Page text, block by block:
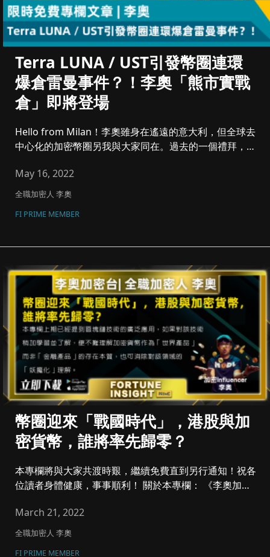
Terra LUNA / UST引發幣圈連環
爆倉雷曼事件？！李奧「熊市實戰
倉」即將登場
Hello from Milan！李奧雖身在遙遠的意大利，但全球去
中心化的加密幣圈另我與大家同在。過去的一個禮拜，
May 16, 2022
全職加密人 李奧
FI PRIME MEMBER
幣圈迎來「戰國時代」，港股與加
密貨幣，誰將率先歸零？
本專欄將與大家共渡時艱，繼續免費直到另行通知！祝各
位讀者身體健康，事事順利！ 關於本專欄： 《李奧加密
March 21, 2022
全職加密人 李奧
FI PRIME MEMBER